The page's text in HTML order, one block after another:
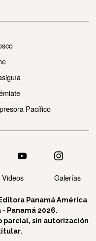
Pacífico
Videos Galerías
Panamá América
- Panamá 2026.
parcial, sin autorización